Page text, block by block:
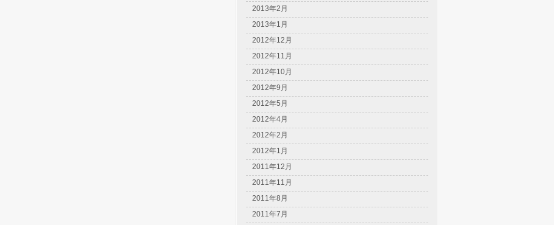
2013年2月
2013年1月
2012年12月
2012年11月
2012年10月
2012年9月
2012年5月
2012年4月
2012年2月
2012年1月
2011年12月
2011年11月
2011年8月
2011年7月